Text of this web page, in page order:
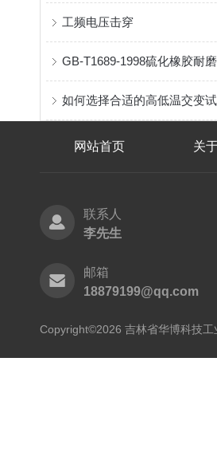
工频电压击穿
如何选择合适的高低温交变
网站首页 关
联系人
李先生
邮箱
18879199@qq.com
Copyright©2026 吉林省华博科技